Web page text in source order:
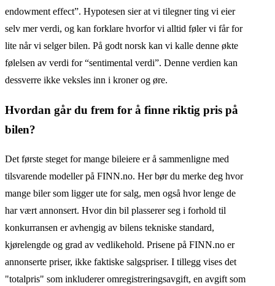
endowment effect”. Hypotesen sier at vi tilegner ting vi eier
selv mer verdi, og kan forklare hvorfor vi alltid føler vi får for
lite når vi selger bilen. På godt norsk kan vi kalle denne økte
følelsen av verdi for “sentimental verdi”. Denne verdien kan
dessverre ikke veksles inn i kroner og øre.
Hvordan går du frem for å finne riktig pris på
bilen?
Det første steget for mange bileiere er å sammenligne med
tilsvarende modeller på FINN.no. Her bør du merke deg hvor
mange biler som ligger ute for salg, men også hvor lenge de
har vært annonsert. Hvor din bil plasserer seg i forhold til
konkurransen er avhengig av bilens tekniske standard,
kjørelengde og grad av vedlikehold. Prisene på FINN.no er
annonserte priser, ikke faktiske salgspriser. I tillegg vises det
"totalpris" som inkluderer omregistreringsavgift, en avgift som